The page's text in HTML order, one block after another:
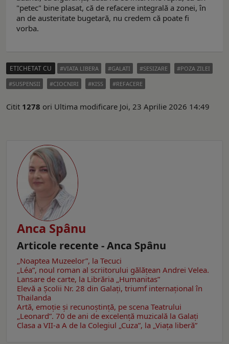
"petec" bine plasat, că de refacere integrală a zonei, în
an de austeritate bugetară, nu credem că poate fi
vorba.
ETICHETAT CU VIATA LIBERA GALATI SESIZARE
POZA ZILEI
SUSPENSII
CIOCNIRI KISS REFACERE
Citit 1278 ori Ultima modificare Joi, 23 Aprilie 2026 14:49
Anca Spânu
Articole recente - Anca Spânu
„Noaptea Muzeelor”, la Tecuci
„Léa”, noul roman al scriitorului gălăţean Andrei Velea.
Lansare de carte, la Librăria „Humanitas”
Elevă a Școlii Nr. 28 din Galați, triumf internațional în
Thailanda
Artă, emoţie şi recunoştinţă, pe scena Teatrului
„Leonard”. 70 de ani de excelență muzicală la Galaţi
Clasa a VII-a A de la Colegiul „Cuza”, la „Viaţa liberă”